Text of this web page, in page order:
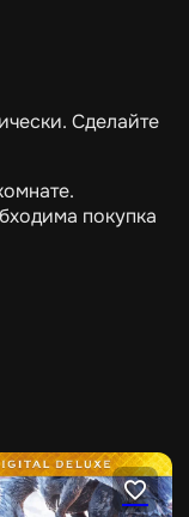
Сделайте
покупка